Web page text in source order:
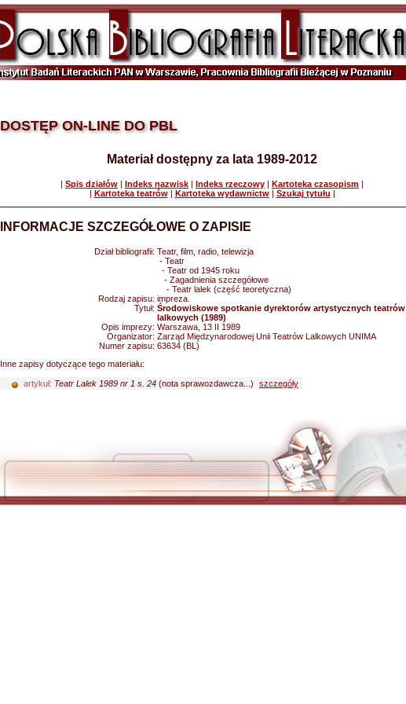
DOSTĘP ON-LINE DO PBL
Materiał dostępny za lata 1989-2012
| Spis działów | Indeks nazwisk | Indeks rzeczowy | Kartoteka czasopism |
| Kartoteka teatrów| Kartoteka wydawnictw| Szukaj tytułu |
INFORMACJE SZCZEGÓŁOWE O ZAPISIE
Dział bibliografii: Teatr, film, radio, telewizja
- Teatr
- Teatr od 1945 roku
- Zagadnienia szczegółowe
- Teatr lalek (część teoretyczna)
Rodzaj zapisu: impreza.
Tytuł: Środowiskowe spotkanie dyrektorów artystycznych teatrów
lalkowych (1989)
Opis imprezy: Warszawa, 13 II 1989
Organizator: Zarząd Międzynarodowej Unii Teatrów Lalkowych UNIMA
Numer zapisu: 63634 (BL)
Inne zapisy dotyczące tego materiału:
artykuł: Teatr Lalek 1989 nr 1 s. 24 (nota sprawozdawcza...) szczegóły